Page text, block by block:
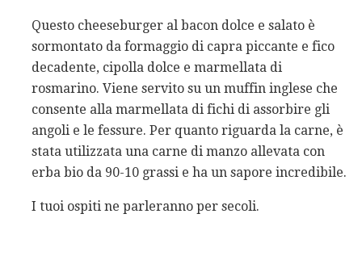
Questo cheeseburger al bacon dolce e salato è
sormontato da formaggio di capra piccante e fico
decadente, cipolla dolce e marmellata di
rosmarino. Viene servito su un muffin inglese che
consente alla marmellata di fichi di assorbire gli
angoli e le fessure. Per quanto riguarda la carne, è
stata utilizzata una carne di manzo allevata con
erba bio da 90-10 grassi e ha un sapore incredibile.
I tuoi ospiti ne parleranno per secoli.